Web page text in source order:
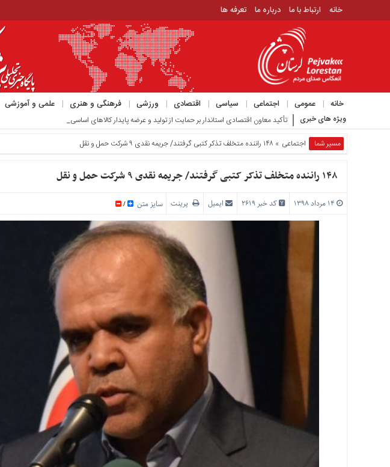
خانه ارتباط با ما درباره ما تعرفه ها
خانه عمومی اجتماعی سیاسی اقتصادی ورزشی فرهنگی و هنری علمی و آموزشی
ارتباط
ویژه های خبری ویدیوی عجیبی که حمید رسای_
مسیر شما اجتماعی » ۱۴۸ راننده متخلف تذکر کتبی گرفتند/ جریمه نقدی ۹ شرکت حمل و نقل
۱۴۸ راننده متخلف تذکر کتبی گرفتند/ جریمه نقدی ۹ شرکت حمل و نقل
کد خبر 2619 ایمیل پرینت سایز متن /